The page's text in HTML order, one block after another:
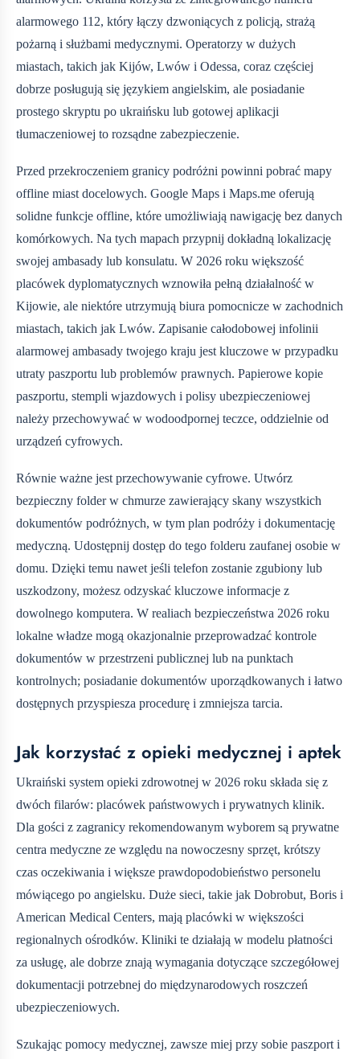
alarmowego 112, który łączy dzwoniących z policją, strażą
pożarną i służbami medycznymi. Operatorzy w dużych
miastach, takich jak Kijów, Lwów i Odessa, coraz częściej
dobrze posługują się językiem angielskim, ale posiadanie
prostego skryptu po ukraińsku lub gotowej aplikacji
tłumaczeniowej to rozsądne zabezpieczenie.
Przed przekroczeniem granicy podróżni powinni pobrać mapy
offline miast docelowych. Google Maps i Maps.me oferują
solidne funkcje offline, które umożliwiają nawigację bez danych
komórkowych. Na tych mapach przypnij dokładną lokalizację
swojej ambasady lub konsulatu. W 2026 roku większość
placówek dyplomatycznych wznowiła pełną działalność w
Kijowie, ale niektóre utrzymują biura pomocnicze w zachodnich
miastach, takich jak Lwów. Zapisanie całodobowej infolinii
alarmowej ambasady twojego kraju jest kluczowe w przypadku
utraty paszportu lub problemów prawnych. Papierowe kopie
paszportu, stempli wjazdowych i polisy ubezpieczeniowej
należy przechowywać w wodoodpornej teczce, oddzielnie od
urządzeń cyfrowych.
Równie ważne jest przechowywanie cyfrowe. Utwórz
bezpieczny folder w chmurze zawierający skany wszystkich
dokumentów podróżnych, w tym plan podróży i dokumentację
medyczną. Udostępnij dostęp do tego folderu zaufanej osobie w
domu. Dzięki temu nawet jeśli telefon zostanie zgubiony lub
uszkodzony, możesz odzyskać kluczowe informacje z
dowolnego komputera. W realiach bezpieczeństwa 2026 roku
lokalne władze mogą okazjonalnie przeprowadzać kontrole
dokumentów w przestrzeni publicznej lub na punktach
kontrolnych; posiadanie dokumentów uporządkowanych i łatwo
dostępnych przyspiesza procedurę i zmniejsza tarcia.
Jak korzystać z opieki medycznej i aptek
Ukraiński system opieki zdrowotnej w 2026 roku składa się z
dwóch filarów: placówek państwowych i prywatnych klinik.
Dla gości z zagranicy rekomendowanym wyborem są prywatne
centra medyczne ze względu na nowoczesny sprzęt, krótszy
czas oczekiwania i większe prawdopodobieństwo personelu
mówiącego po angielsku. Duże sieci, takie jak Dobrobut, Boris i
American Medical Centers, mają placówki w większości
regionalnych ośrodków. Kliniki te działają w modelu płatności
za usługę, ale dobrze znają wymagania dotyczące szczegółowej
dokumentacji potrzebnej do międzynarodowych roszczeń
ubezpieczeniowych.
Szukając pomocy medycznej, zawsze miej przy sobie paszport i